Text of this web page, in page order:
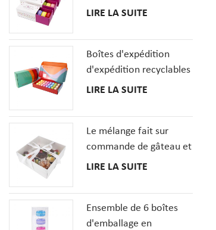
Emballage Coffrets
LIRE LA SUITE
Boîtes d'expédition
d'expédition recyclables
pour la boîte en carton
macaron de beignet de
dessert
LIRE LA SUITE
Le mélange fait sur
commande de gâteau et
de petit gâteau de
de pâtisseries avec la
fenêtre claire
LIRE LA SUITE
Ensemble de 6 boîtes
d'emballage en